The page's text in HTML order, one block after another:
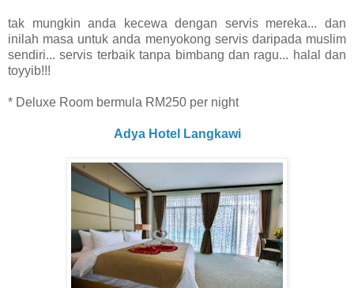
tak mungkin anda kecewa dengan servis mereka... dan
inilah masa untuk anda menyokong servis daripada muslim
sendiri... servis terbaik tanpa bimbang dan ragu... halal dan
toyyib!!!
* Deluxe Room bermula RM250 per night
Adya Hotel Langkawi